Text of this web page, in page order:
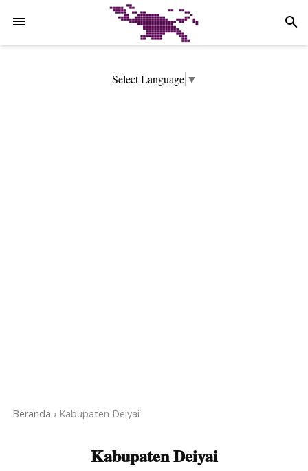
search
Select Language ▼
Beranda › Kabupaten Deiyai
Kabupaten Deiyai